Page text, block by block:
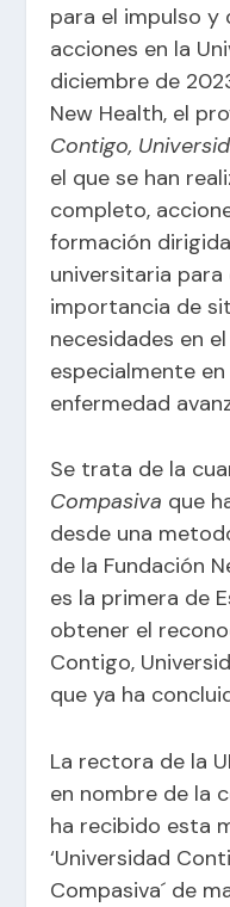
para el impulso y
acciones en la
diciembre de
New Health, el
Contigo,
el que se han
completo,
formación
universitaria
importancia de
necesidades en
especialmente
enfermedad
Se trata de la
Compasiva que
desde una
de la Fundación
es la primera de
obtener el
Contigo,
que ya ha
La rectora de la
en nombre de la
ha recibido esta
‘Universidad
Compasiva´ de